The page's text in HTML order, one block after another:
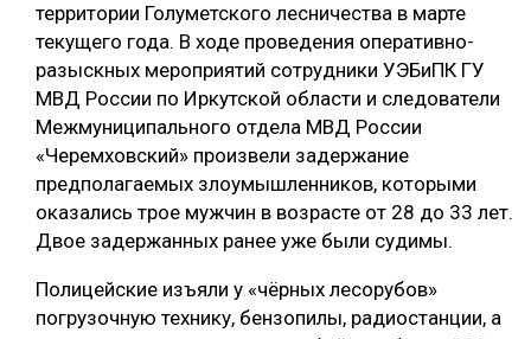
КОМПЛЕКСНАЯ ПЕРЕРАБОТКА
ЛЕСОПИЛЕНИЕ
ДЕРЕВЯННОЕ ДОМОСТРОЕНИЕ
БЕЗОПАСНОЕ ПРОИЗВОДСТВО
СУШКА ДРЕВЕСИНЫ
МЕБЕЛЬНОЕ ПРОИЗВОДСТВО
территории Голуметского лесничества в марте
текущего года. В ходе проведения оперативно-
разыскных мероприятий сотрудники УЭБиПК ГУ
МВД России по Иркутской области и следователи
Межмуниципального отдела МВД России
«Черемховский» произвели задержание
предполагаемых злоумышленников, которыми
оказались трое мужчин в возрасте от 28 до 33 лет.
Двое задержанных ранее уже были судимы.
Полицейские изъяли у «чёрных лесорубов»
погрузочную технику, бензопилы, радиостанции, а